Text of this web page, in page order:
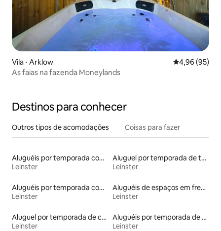
Vila ⋅ Arklow 4,96 de uma
4,96 (95)
As faias na fazenda Moneylands
Destinos para conhecer
Outros tipos de acomodações Coisas para fazer
Aluguéis por temporada com sauna
Leinster
Aluguel por temporada de townhouses
Leinster
Aluguéis por temporada com banheira de hidromassagem
Leinster
Aluguéis de espaços em frente à praia
Leinster
Aluguel por temporada de casas de veraneio
Leinster
Aluguéis por temporada de celeiros
Leinster